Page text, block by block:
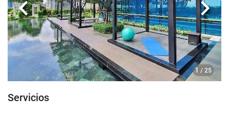
1 / 25
Anterior
Servicios